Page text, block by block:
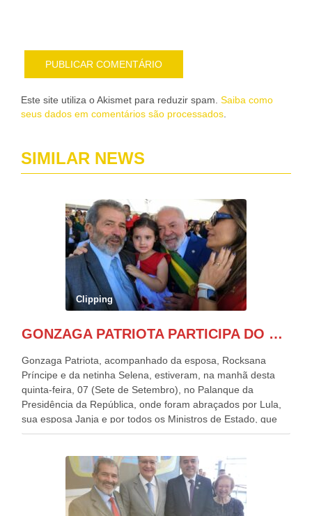
Este site utiliza o Akismet para reduzir spam. Saiba como
seus dados em comentários são processados
SIMILAR NEWS
Clipping
GONZAGA PATRIOTA PARTICIPA DO DESFILE DA INDEPENDÊNCIA NO PALANQUE DA PRESIDÊNCIA DA REPÚBLICA E É ABRAÇADO POR LULA E POR GERALDO ALCKMIN.
Gonzaga Patriota, acompanhado da esposa, Rocksana
Príncipe e da netinha Selena, estiveram, na manhã desta
quinta-feira, 07 (Sete de Setembro), no Palanque da
Presidência da República, onde foram abraçados por Lula,
sua esposa Janja e por todos os Ministros de Estado, que
estavam presentes, nos Desfiles da Independência da
outros desfiles, na Esplanada dos Ministérios, disse ter sido
o deste ano, o maior e o mais organizado de todos. “Há
quatro décadas, como Patriota até no nome, participo
anualmente dos desfiles de Sete de Setembro, na